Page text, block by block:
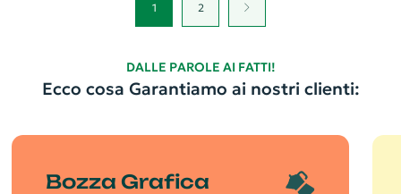
1 2
DALLE PAROLE AI FATTI!
Ecco cosa Garantiamo ai nostri clienti:
Bozza Grafica